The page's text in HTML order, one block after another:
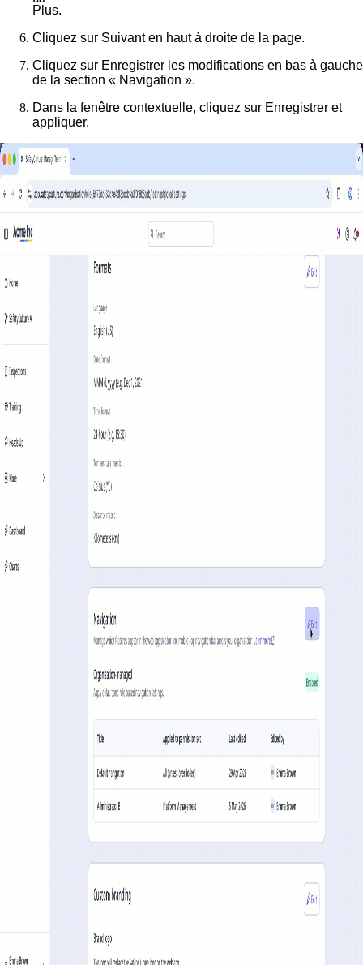
Plus.
Cliquez sur Suivanten haut à droite de la page.
Cliquez sur Enregistrer les modifications en bas à gauche
de la section « Navigation ».
Dans la fenêtre contextuelle, cliquez sur Enregistrer et
appliquer.